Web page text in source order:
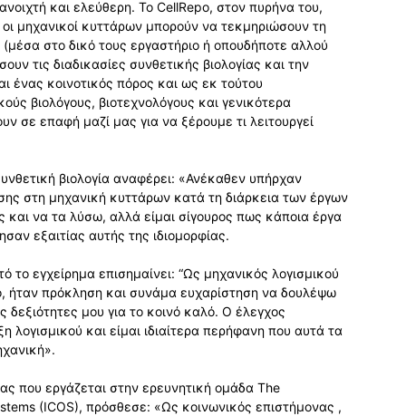
και ελεύθερη. Το CellRepo, στον πυρήνα του,
μηχανικοί κυττάρων μπορούν να τεκμηριώσουν τη
στο δικό τους εργαστήριο ή οπουδήποτε αλλού
τις διαδικασίες συνθετικής βιολογίας και την
ένας κοινοτικός πόρος και ως εκ τούτου
βιολόγους, βιοτεχνολόγους και γενικότερα
σε επαφή μαζί μας για να ξέρουμε τι λειτουργεί
βιολογία αναφέρει: «Ανέκαθεν υπήρχαν
στη μηχανική κυττάρων κατά τη διάρκεια των έργων
να τα λύσω, αλλά είμαι σίγουρος πως κάποια έργα
εξαιτίας αυτής της ιδιομορφίας.
εγχείρημα επισημαίνει: “Ως μηχανικός λογισμικού
ήταν πρόκληση και συνάμα ευχαρίστηση να δουλέψω
μου για το κοινό καλό. Ο έλεγχος
λογισμικού και είμαι ιδιαίτερα περήφανη που αυτά τα
που εργάζεται στην ερευνητική ομάδα The
(ICOS), πρόσθεσε: «Ως κοινωνικός επιστήμονας ,